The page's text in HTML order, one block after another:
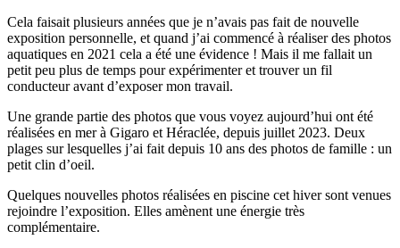
Cela faisait plusieurs années que je n’avais pas fait de nouvelle
exposition personnelle, et quand j’ai commencé à réaliser des photos
aquatiques en 2021 cela a été une évidence ! Mais il me fallait un
petit peu plus de temps pour expérimenter et trouver un fil
conducteur avant d’exposer mon travail.
Une grande partie des photos que vous voyez aujourd’hui ont été
réalisées en mer à Gigaro et Héraclée, depuis juillet 2023. Deux
plages sur lesquelles j’ai fait depuis 10 ans des photos de famille : un
petit clin d’oeil.
Quelques nouvelles photos réalisées en piscine cet hiver sont venues
rejoindre l’exposition. Elles amènent une énergie très
complémentaire.